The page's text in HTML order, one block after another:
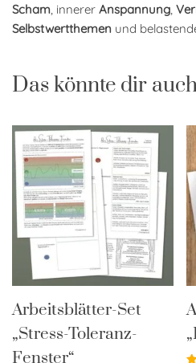
Scham , innerer Anspannung
Selbstwertthemen und
Das könnte dir
Arbeitsblätter-Set
„Stress-Toleranz-
Fenster“